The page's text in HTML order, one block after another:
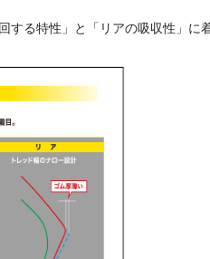
する特性」と「リアの吸収性」に